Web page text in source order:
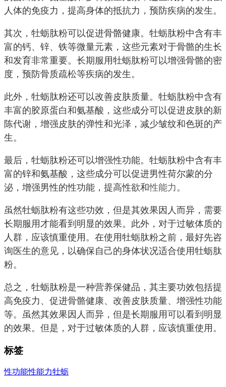
人体的免疫力，提高身体的抵抗力，预防疾病的发生。
其次，牡蛎肽粉可以促进骨骼健康。牡蛎肽粉中含有丰
富的钙、锌、铁等微量元素，这些元素对于骨骼的生长
和发育非常重要。长期服用牡蛎肽粉可以增强骨骼的密
度，预防骨质疏松等疾病的发生。
此外，牡蛎肽粉还可以改善皮肤质量。牡蛎肽粉中含有
丰富的胶原蛋白和氨基酸，这些成分可以促进皮肤的新
陈代谢，增强皮肤的弹性和光泽，减少皱纹和色斑的产
生。
最后，牡蛎肽粉还可以增强性功能。牡蛎肽粉中含有丰
富的锌和氨基酸，这些成分可以促进男性荷尔蒙的分
泌，增强男性的性功能，提高性欲和性能力。
虽然牡蛎肽粉有这些功效，但是其效果因人而异，需要
长期服用才能看到明显的效果。此外，对于过敏体质的
人群，应该慎重使用。在使用牡蛎肽粉之前，最好先咨
询医生的意见，以确保自己的身体状况适合使用牡蛎肽
粉。
总之，牡蛎肽粉是一种营养保健品，其主要功效包括提
高免疫力、促进骨骼健康、改善皮肤质量、增强性功能
等。虽然其效果因人而异，但是长期服用可以看到明显
的效果。但是，对于过敏体质的人群，应该慎重使用。
标签
性功能性能力牡蛎